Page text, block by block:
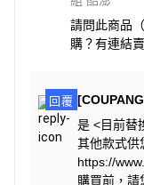
請問此商品
購？有連結
回覆
是 <目前替
其他款式供
https://
購買前，請